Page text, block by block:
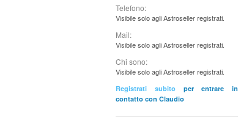
Telefono:
Visibile solo agli Astroseller registrati.
Mail:
Visibile solo agli Astroseller registrati.
Chi sono:
Visibile solo agli Astroseller registrati.
Registrati subitoper entrare in
contatto con Claudio